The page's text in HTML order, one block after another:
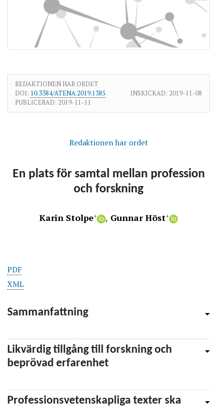
REDAKTIONEN HAR ORDET
DOI: 10.3384/ATENA.2019.1385 INSKICKAD: 2019-11-08
PUBLICERAD: 2019-11-11
Redaktionen har ordet
En plats för samtal mellan profession
och forskning
Karin Stolpe+ Gunnar Höst+
PDF
XML
Sammanfattning
Likvärdig tillgång till forskning och
beprövad erfarenhet
Professionsvetenskapliga texter ska